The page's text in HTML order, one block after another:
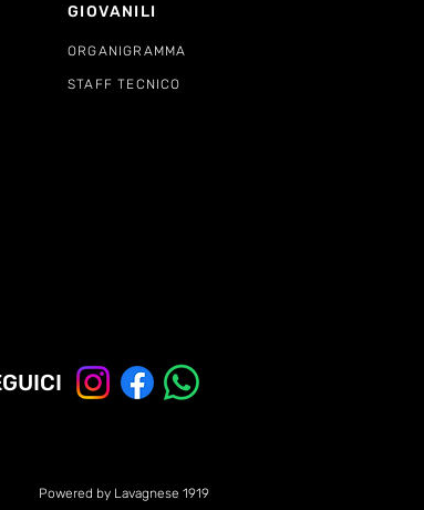
GIOVANILI
ORGANIGRAMMA
STAFF TECNICO
Powered by Lavagnese 1919